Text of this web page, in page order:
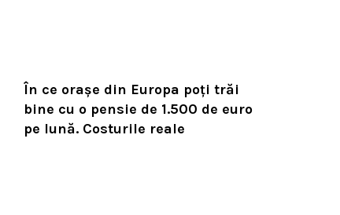
În ce orașe din Europa poți trăi
bine cu o pensie de 1.500 de euro
pe lună. Costurile reale